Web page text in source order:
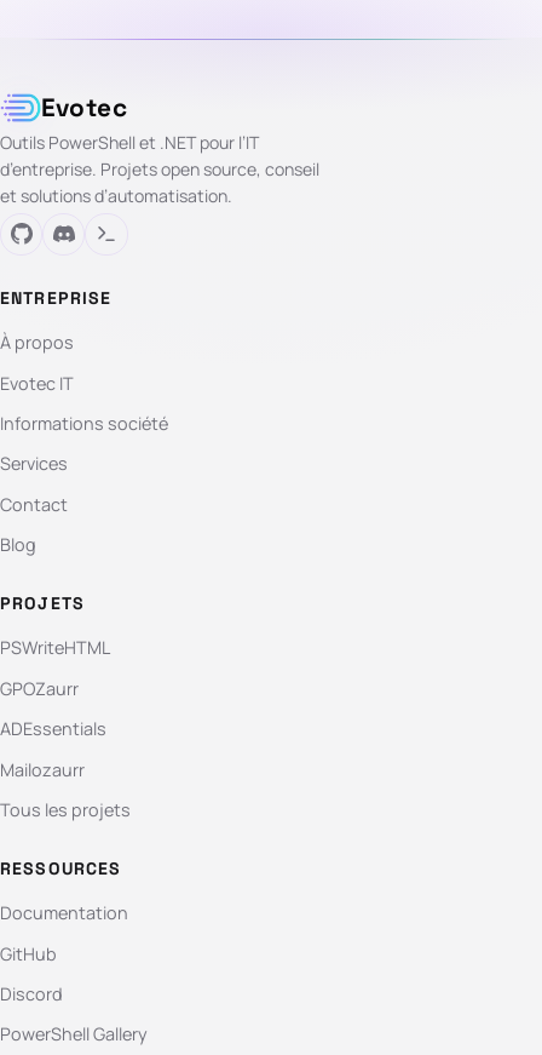
Evotec
Outils PowerShell et .NET pour l’IT
d’entreprise. Projets open source, conseil
et solutions d’automatisation.
ENTREPRISE
À propos
Evotec IT
Informations société
Services
Contact
Blog
PROJETS
PSWriteHTML
GPOZaurr
ADEssentials
Mailozaurr
Tous les projets
RESSOURCES
Documentation
GitHub
Discord
PowerShell Gallery